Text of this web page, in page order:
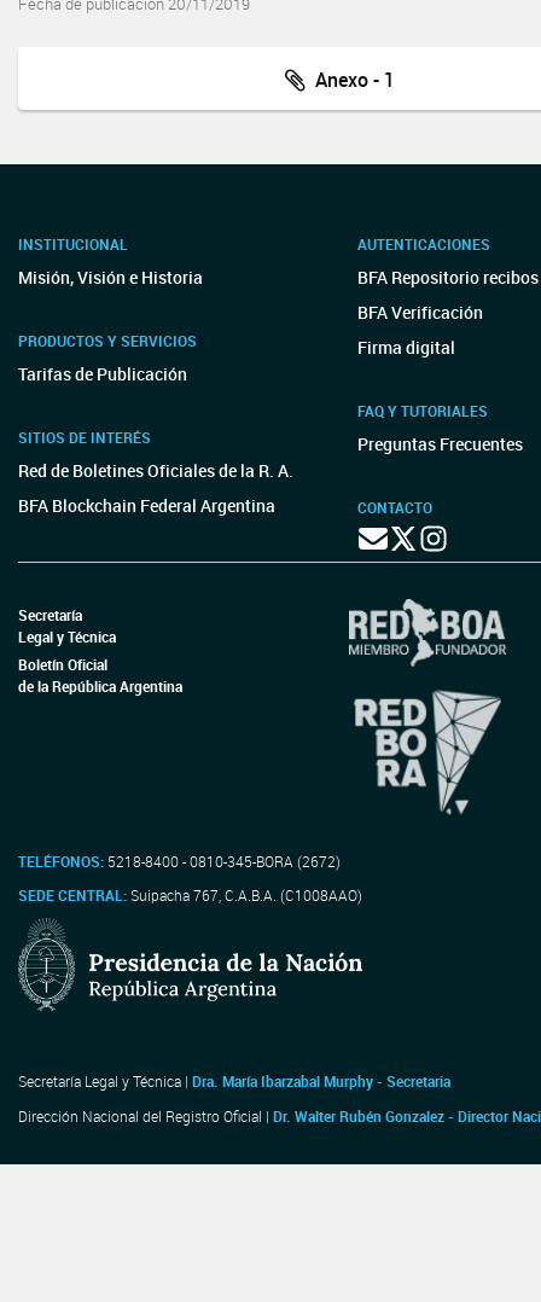
Fecha de publicación 20/11/2019
Anexo - 1
INSTITUCIONAL
Misión, Visión e Historia
PRODUCTOS Y SERVICIOS
Tarifas de Publicación
SITIOS DE INTERÉS
Red de Boletines Oficiales de la R. A.
BFA Blockchain Federal Argentina
AUTENTICACIONES
BFA Repositorio recibos
BFA Verificación
Firma digital
FAQ Y TUTORIALES
Preguntas Frecuentes
CONTACTO
Secretaría
Legal y Técnica
Boletín Oficial
de la República Argentina
TELÉFONOS: 5218-8400 - 0810-345-BORA (2672)
SEDE CENTRAL:Suipacha 767, C.A.B.A. (C1008AAO)
Secretaría Legal y Técnica | Dra. María Ibarzabal Murphy - Secretaria
Dirección Nacional del Registro Oficial | Dr. Walter Rubén Gonzalez - Director